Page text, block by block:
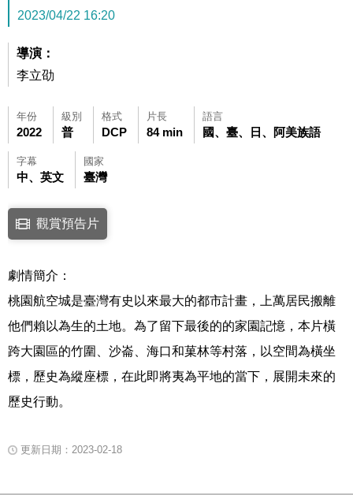
2023/04/22 16:20
導演：
李立劭
年份
2022
級別
普
格式
DCP
片長
84 min
語言
國、臺、日、阿美族語
字幕
中、英文
國家
臺灣
點擊下列連結開啟視窗後，可使用鍵盤Tab鍵移至影片中央播放鍵，再
連結至Youtube網站觀看此影片(開新視窗)
觀賞預告片
劇情簡介：
桃園航空城是臺灣有史以來最大的都市計畫，上萬居民搬離
他們賴以為生的土地。為了留下最後的的家園記憶，本片橫
跨大園區的竹圍、沙崙、海口和菓林等村落，以空間為橫坐
標，歷史為縱座標，在此即將夷為平地的當下，展開未來的
歷史行動。
更新日期：2023-02-18